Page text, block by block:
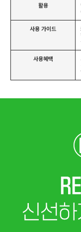
활용
사용 가이드
사용혜택